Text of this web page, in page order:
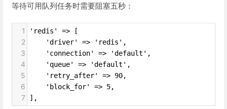
等待可用队列任务时需要阻塞五秒：
1 'redis' => [
2
    'driver' => 'redis',
3
    'connection' => 'default',
4
    'queue' => 'default',
5
    'retry_after' => 90,
6
    'block_for' => 5,
7 ],